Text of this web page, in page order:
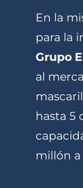
En la
para la
Grupo
al
hasta 5
millón a